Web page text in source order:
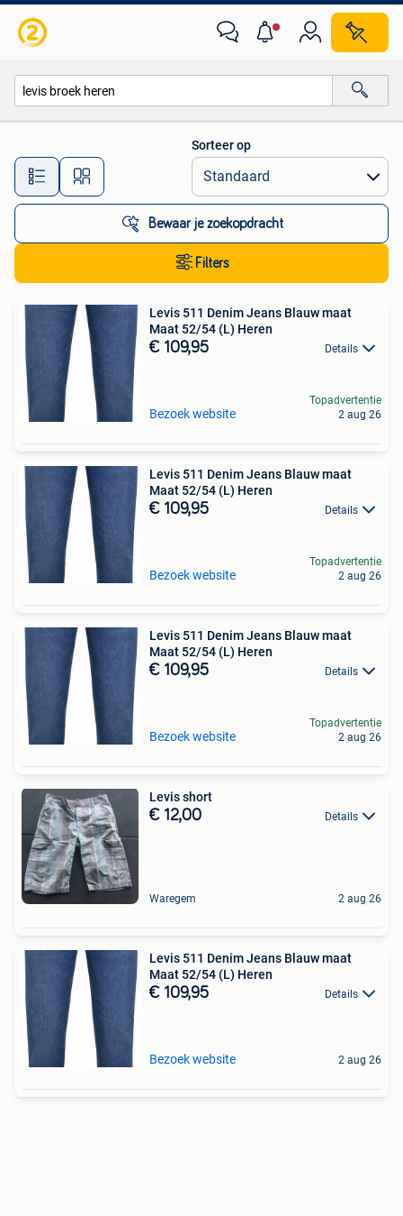
Alle afstanden…
Sorteer op
Bewaar je zoekopdracht
Filters
Levis 511 Denim Jeans Blauw maat
Maat 52/54 (L) Heren
€ 109,95 Details
Bezoek website
Topadvertentie
2 aug 26
Levis 511 Denim Jeans Blauw maat
Maat 52/54 (L) Heren
€ 109,95 Details
Bezoek website
Topadvertentie
2 aug 26
Levis 511 Denim Jeans Blauw maat
Maat 52/54 (L) Heren
€ 109,95 Details
Bezoek website
Topadvertentie
2 aug 26
Levis short
€ 12,00 Details
Waregem 2 aug 26
Levis 511 Denim Jeans Blauw maat
Maat 52/54 (L) Heren
€ 109,95 Details
Bezoek website 2 aug 26